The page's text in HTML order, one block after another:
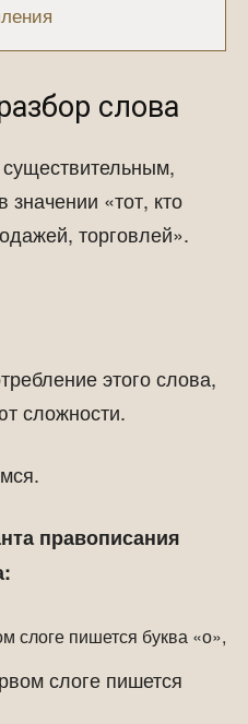
слова
значении «тот, кто
торговлей».
этого слова,
сложности.
правописания
слоге пишется буква «о»,
слоге пишется